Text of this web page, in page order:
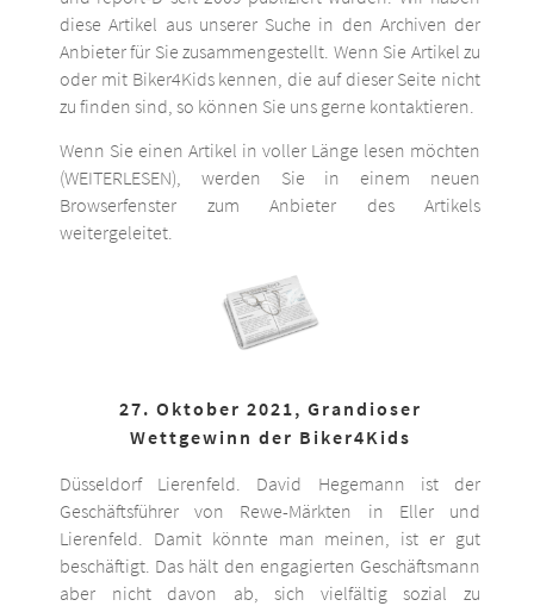
diese Artikel aus unserer Suche in den Archiven der
Anbieter für Sie zusammengestellt. Wenn Sie Artikel zu
oder mit Biker4Kids kennen, die auf dieser Seite nicht
zu finden sind, so können Sie uns gerne kontaktieren.
Wenn Sie einen Artikel in voller Länge lesen möchten
(WEITERLESEN), werden Sie in einem neuen
Browserfenster zum Anbieter des Artikels
weitergeleitet.
27. Oktober 2021, Grandioser
Wettgewinn der Biker4Kids
Düsseldorf Lierenfeld. David Hegemann ist der
Geschäftsführer von Rewe-Märkten in Eller und
Lierenfeld. Damit könnte man meinen, ist er gut
beschäftigt. Das hält den engagierten Geschäftsmann
aber nicht davon ab, sich vielfältig sozial zu